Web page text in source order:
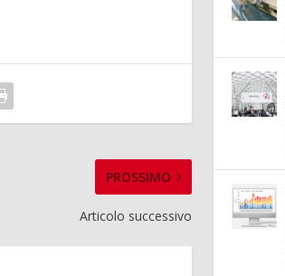
PROSSIMO
Articolo successivo